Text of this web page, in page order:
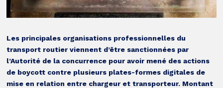
Les principales organisations professionnelles du
transport routier viennent d’être sanctionnées par
l’Autorité de la concurrence pour avoir mené des actions
de boycott contre plusieurs plates-formes digitales de
mise en relation entre chargeur et transporteur. Montant